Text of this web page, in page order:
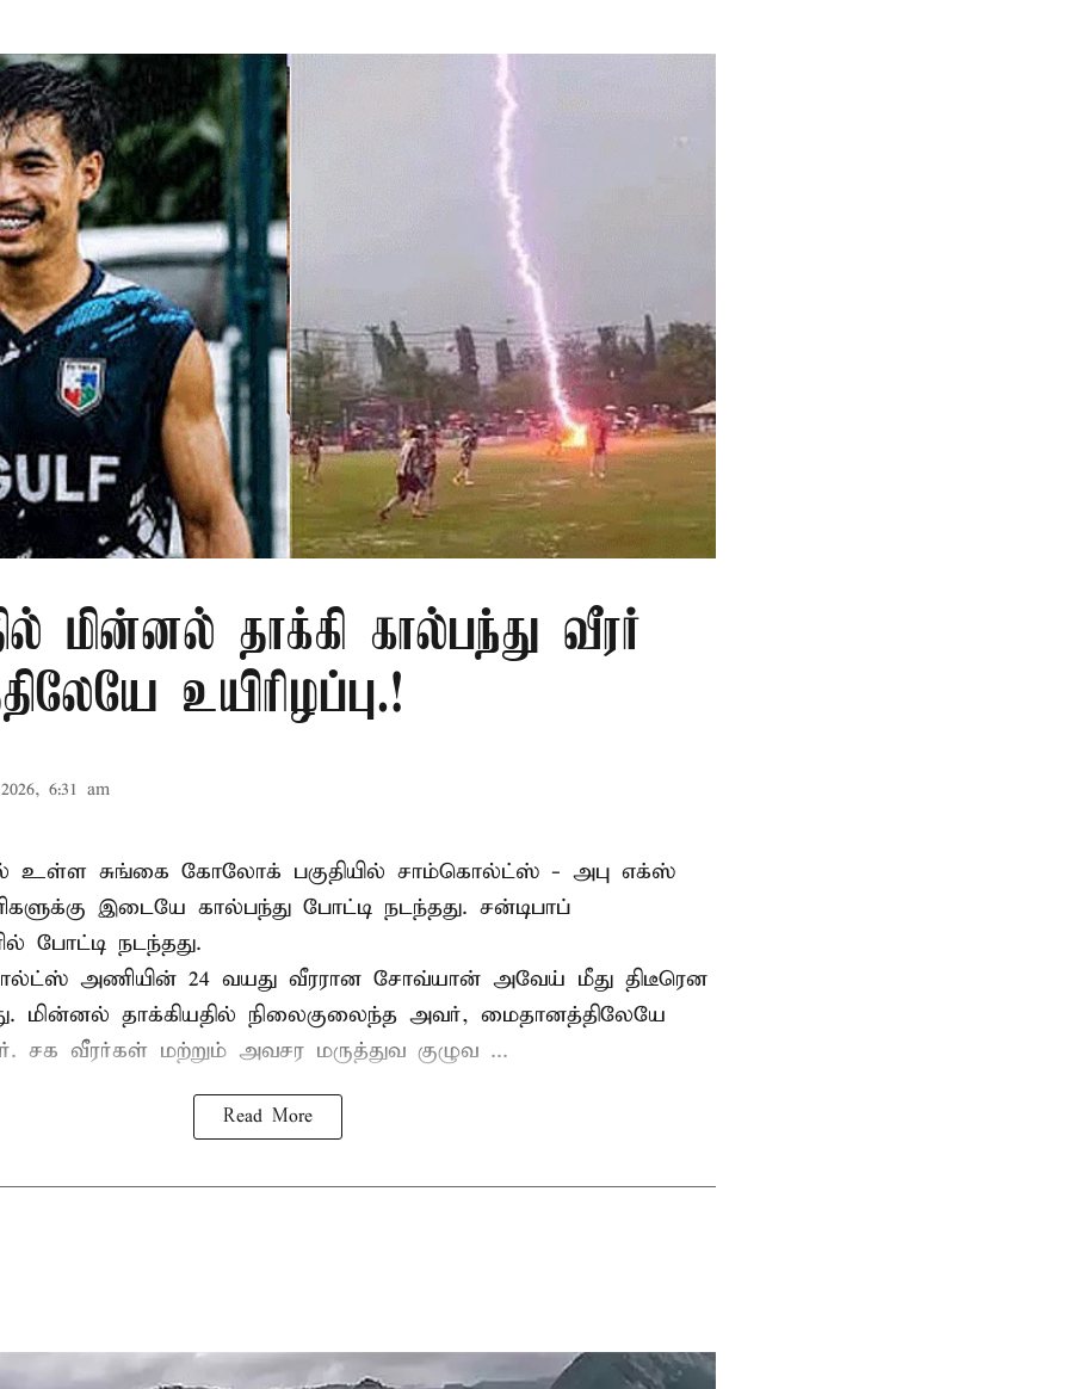
மின்னல் தாக்கி கால்பந்து வீரர்
உயிரிழப்பு.!
6:31 am
உள்ள சுங்கை கோலோக் பகுதியில் சாம்கொல்ட்ஸ் - அபு எக்ஸ்
இடையே கால்பந்து போட்டி நடந்தது. சன்டிபாப்
போட்டி நடந்தது.
அணியின் 24 வயது வீரரான சோவ்யான் அவேய் மீது திடீரென
மின்னல் தாக்கியதில் நிலைகுலைந்த அவர், மைதானத்திலேயே
சக வீரர்கள் மற்றும் அவசர மருத்துவ குழுவ ...
Read More